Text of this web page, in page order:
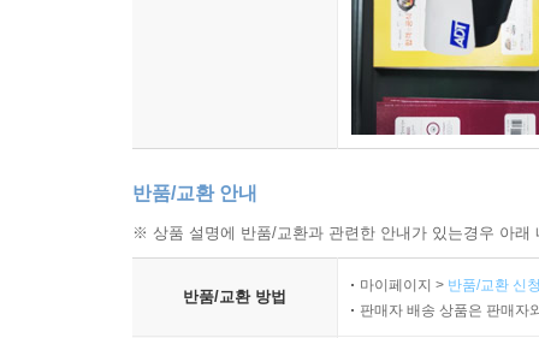
반품/교환 안내
※ 상품 설명에 반품/교환과 관련한 안내가 있는경우 아
반품/교환 방법
마이페이지 > 반품/교환 신
판매자 배송 상품은 판매자